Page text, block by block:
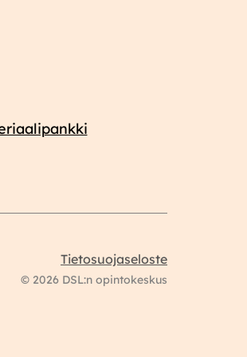
© 2026 DSL:n opintokeskus
Tietosuojaseloste